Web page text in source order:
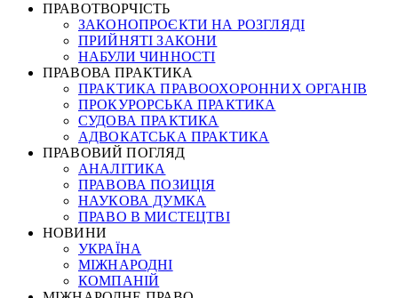
ПРАВОТВОРЧІСТЬ
ЗАКОНОПРОЄКТИ НА РОЗГЛЯДІ
ПРИЙНЯТІ ЗАКОНИ
НАБУЛИ ЧИННОСТІ
ПРАВОВА ПРАКТИКА
ПРАКТИКА ПРАВООХОРОННИХ ОРГАНІВ
ПРОКУРОРСЬКА ПРАКТИКА
СУДОВА ПРАКТИКА
АДВОКАТСЬКА ПРАКТИКА
ПРАВОВИЙ ПОГЛЯД
АНАЛІТИКА
ПРАВОВА ПОЗИЦІЯ
НАУКОВА ДУМКА
ПРАВО В МИСТЕЦТВІ
НОВИНИ
УКРАЇНА
МІЖНАРОДНІ
КОМПАНІЙ